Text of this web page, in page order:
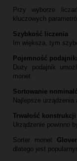
Przy wyborze
kluczowych
Szybkość liczenia
Im większa, tym
Pojemność
Duży podajnik
monet.
Sortowanie
Najlepsze
Trwałość konstrukcji
Urządzenie powinno
Sorter monet
dlatego jest